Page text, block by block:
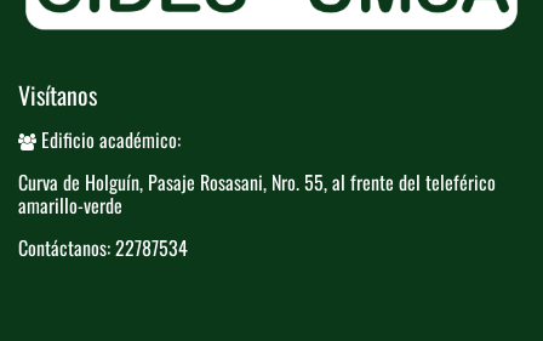
Visítanos
Edificio académico:
Curva de Holguín, Pasaje Rosasani, Nro. ​55, al frente del teleférico​
amarillo-verde
Contáctanos: 22787534